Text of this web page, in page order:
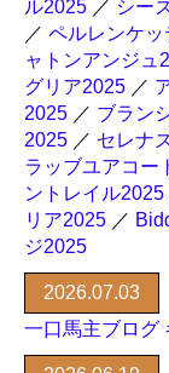
ル2025 ／ シー
／ ペルレンケッ
ャトンアンジュ
グリア2025 ／
2025 ／ ブラン
2025 ／ セレナ
ラッブユアコー
ントレイル2025
リア2025 ／
ジ2025
2026.07.03
一口馬主ブログ